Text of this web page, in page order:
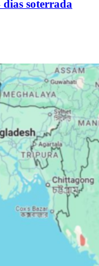
soterrada